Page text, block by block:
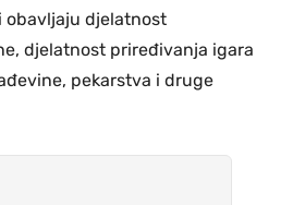
obavljaju djelatnost
djelatnost priređivanja igara
pekarstva i druge